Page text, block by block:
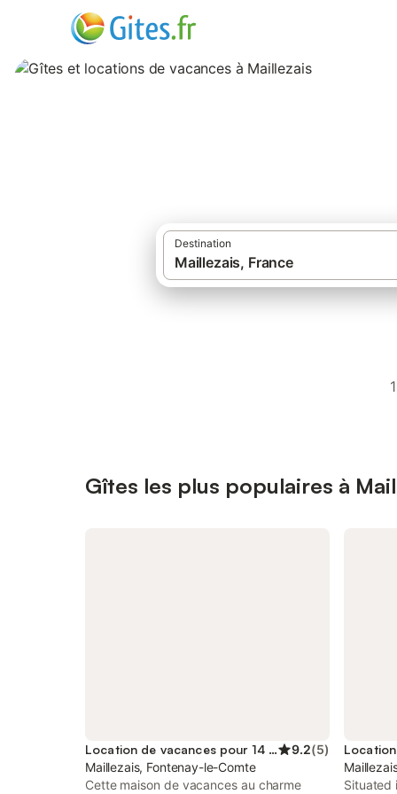
Destination
Gîtes les plus populaires à
Location de vacances pour 14 personnes 9.2(5)
Maillezais, Fontenay-le-Comte
Cette maison de vacances au charme
Situated